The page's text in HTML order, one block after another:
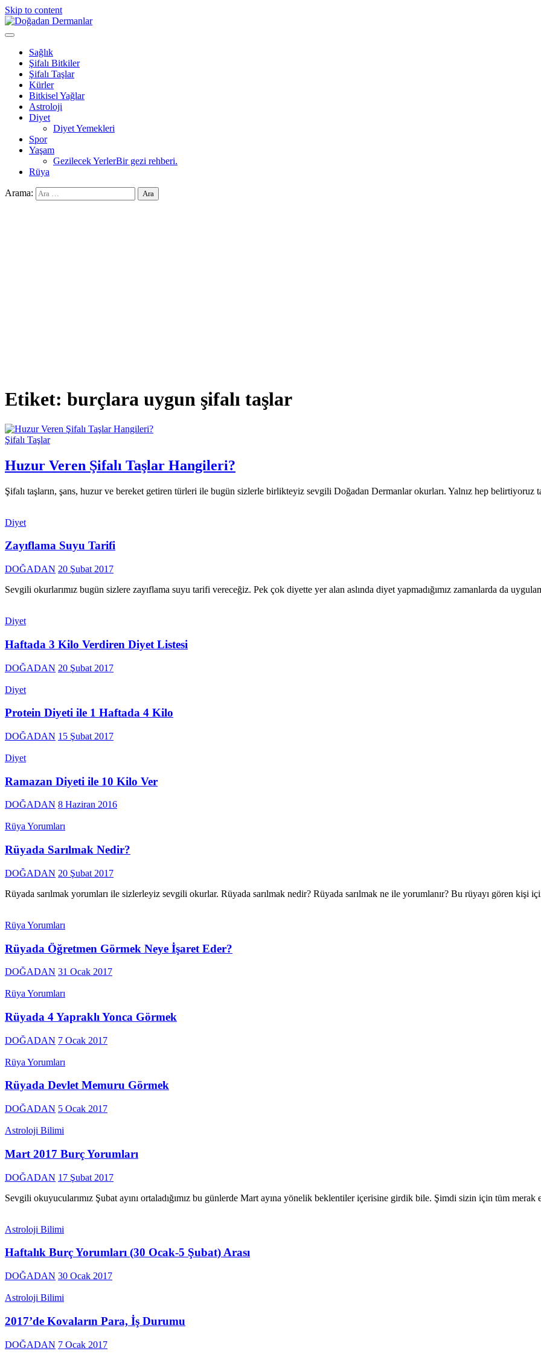
Skip to content
Sağlık
Şifalı Bitkiler
Şifalı Taşlar
Kürler
Bitkisel Yağlar
Astroloji
Diyet
Diyet Yemekleri
Spor
Yaşam
Gezilecek YerlerBir gezi rehberi.
Rüya
Arama:
Etiket: burçlara uygun şifalı taşlar
Şifalı Taşlar
Huzur Veren Şifalı Taşlar Hangileri?
Şifalı taşların, şans, huzur ve bereket getiren türleri ile bugün sizlerle birlikteyiz sevgili Doğadan Dermanlar okurları. Yalnız hep belirtiyoruz
Diyet
Zayıflama Suyu Tarifi
DOĞADAN 20 Şubat 2017
Sevgili okurlarımız bugün sizlere zayıflama suyu tarifi vereceğiz. Pek çok diyette yer alan aslında diyet yapmadığımız zamanlarda da
Diyet
Haftada 3 Kilo Verdiren Diyet Listesi
DOĞADAN 20 Şubat 2017
Diyet
Protein Diyeti ile 1 Haftada 4 Kilo
DOĞADAN 15 Şubat 2017
Diyet
Ramazan Diyeti ile 10 Kilo Ver
DOĞADAN 8 Haziran 2016
Rüya Yorumları
Rüyada Sarılmak Nedir?
DOĞADAN 20 Şubat 2017
Rüyada sarılmak yorumları ile sizlerleyiz sevgili okurlar. Rüyada sarılmak nedir? Rüyada sarılmak ne ile yorumlanır? Bu rüyayı gören kişi
Rüya Yorumları
Rüyada Öğretmen Görmek Neye İşaret Eder?
DOĞADAN 31 Ocak 2017
Rüya Yorumları
Rüyada 4 Yapraklı Yonca Görmek
DOĞADAN 7 Ocak 2017
Rüya Yorumları
Rüyada Devlet Memuru Görmek
DOĞADAN 5 Ocak 2017
Astroloji Bilimi
Mart 2017 Burç Yorumları
DOĞADAN 17 Şubat 2017
Sevgili okuyucularımız Şubat ayını ortaladığımız bu günlerde Mart ayına yönelik beklentiler içerisine girdik bile. Şimdi sizin için tüm
Astroloji Bilimi
Haftalık Burç Yorumları (30 Ocak-5 Şubat) Arası
DOĞADAN 30 Ocak 2017
Astroloji Bilimi
2017’de Kovaların Para, İş Durumu
DOĞADAN 7 Ocak 2017